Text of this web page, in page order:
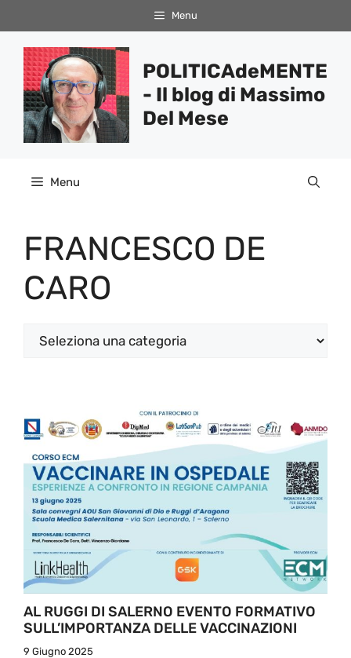
al
contenuto
Menu
POLITICAdeMENTE
- Il blog di Massimo
Del Mese
Menu
FRANCESCO DE
CARO
Categorie
AL RUGGI DI SALERNO EVENTO FORMATIVO
SULL’IMPORTANZA DELLE VACCINAZIONI
9 Giugno 2025